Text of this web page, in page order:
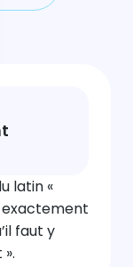
latin «
exactement
faut y